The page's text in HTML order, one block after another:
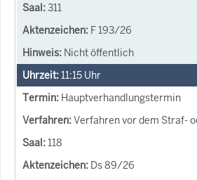
311
F 193/26
Nicht öffentlich
11:15 Uhr
Hauptverhandlungstermin
Verfahren vor dem Straf-
118
Ds 89/26